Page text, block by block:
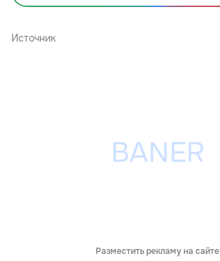
Источник
Разместить рекламу на сайте